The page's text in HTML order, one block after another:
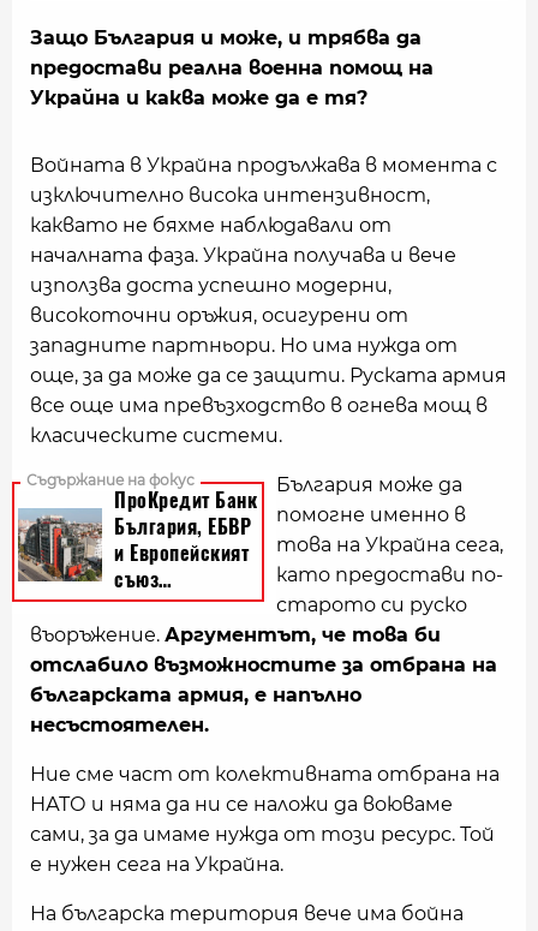
Защо България и може, и трябва да
предостави реална военна помощ на
Украйна и каква може да е тя?
Войната в Украйна продължава в момента с
изключително висока интензивност,
каквато не бяхме наблюдавали от
началната фаза. Украйна получава и вече
използва доста успешно модерни,
високоточни оръжия, осигурени от
западните партньори. Но има нужда от
още, за да може да се защити. Руската армия
все още има превъзходство в огнева мощ в
класическите системи.
България може да
помогне именно в
това на Украйна сега,
като предостави по-
старото си руско
въоръжение. Аргументът, че това би
отслабило възможностите за отбрана на
българската армия, е напълно
несъстоятелен.
Ние сме част от колективната отбрана на
НАТО и няма да ни се наложи да воюваме
сами, за да имаме нужда от този ресурс. Той
е нужен сега на Украйна.
На българска територия вече има бойна